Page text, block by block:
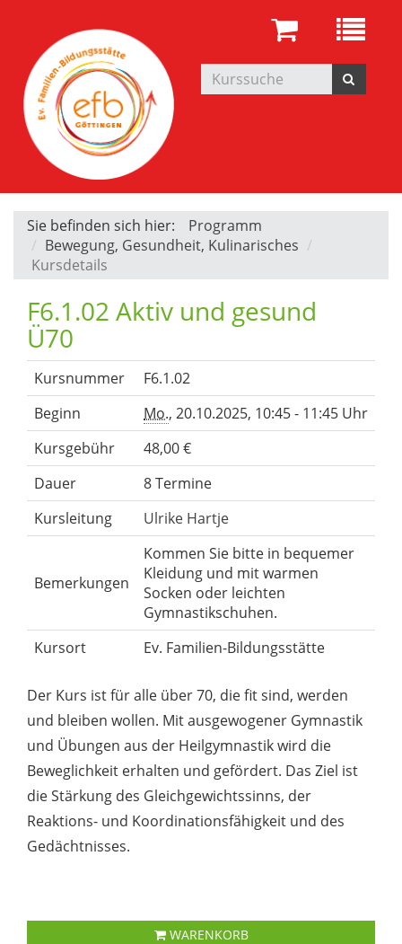
Sie befinden sich hier:
Programm
Bewegung, Gesundheit, Kulinarisches
Kursdetails
F6.1.02 Aktiv und gesund
Ü70
Kursnummer
F6.1.02
Beginn
Mo., 20.10.2025, 10:45 - 11:45 Uhr
Kursgebühr
48,00 €
Dauer
8 Termine
Kursleitung
Ulrike Hartje
Bemerkungen
Kommen Sie bitte in bequemer
Kleidung und mit warmen
Socken oder leichten
Gymnastikschuhen.
Kursort
Ev. Familien-Bildungsstätte
Der Kurs ist für alle über 70, die fit sind, werden
und bleiben wollen. Mit ausgewogener Gymnastik
und Übungen aus der Heilgymnastik wird die
Beweglichkeit erhalten und gefördert. Das Ziel ist
die Stärkung des Gleichgewichtssinns, der
Reaktions- und Koordinationsfähigkeit und des
Gedächtnisses.
WARENKORB